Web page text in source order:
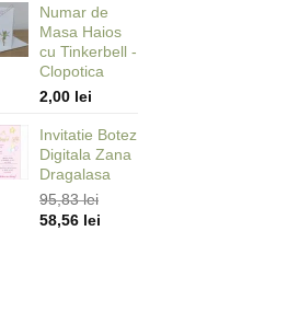
Numar de
Masa Haios
cu Tinkerbell -
Clopotica
2,00 lei
Invitatie Botez
Digitala Zana
Dragalasa
95,83lei
Prețul
58,56 lei